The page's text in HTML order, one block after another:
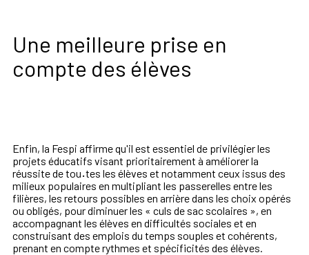
Une meilleure prise en
compte des élèves
Enfin, la Fespi affirme qu'il est essentiel de privilégier les
projets éducatifs visant prioritairement à améliorer la
réussite de tou·tes les élèves et notamment ceux issus des
milieux populaires en multipliant les passerelles entre les
filières, les retours possibles en arrière dans les choix opérés
ou obligés, pour diminuer les « culs de sac scolaires », en
accompagnant les élèves en difficultés sociales et en
construisant des emplois du temps souples et cohérents,
prenant en compte rythmes et spécificités des élèves.